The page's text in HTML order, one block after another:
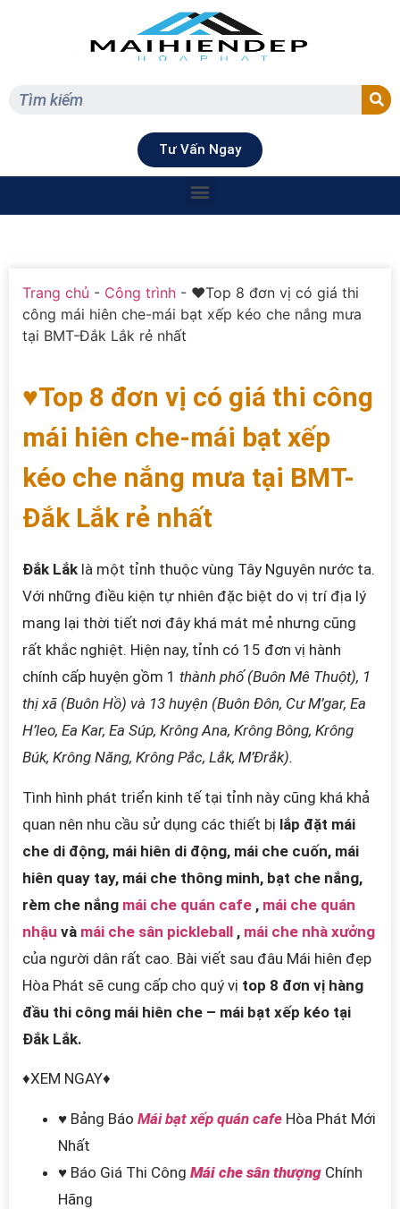
Tư Vấn Ngay
Trang chủ - Công trình - ♥Top 8 đơn vị có giá thi
công mái hiên che-mái bạt xếp kéo che nắng mưa
tại BMT-Đắk Lắk rẻ nhất
♥Top 8 đơn vị có giá thi công
mái hiên che-mái bạt xếp
kéo che nắng mưa tại BMT-
Đắk Lắk rẻ nhất
Đắk Lắk là một tỉnh thuộc vùng Tây Nguyên nước ta.
Với những điều kiện tự nhiên đặc biệt do vị trí địa lý
mang lại thời tiết nơi đây khá mát mẻ nhưng cũng
rất khắc nghiệt. Hiện nay, tỉnh có 15 đơn vị hành
chính cấp huyện gồm 1 thành phố (Buôn Mê Thuột), 1
thị xã (Buôn Hồ) và 13 huyện (Buôn Đôn, Cư M’gar, Ea
H’leo, Ea Kar, Ea Súp, Krông Ana, Krông Bông, Krông
Búk, Krông Năng, Krông Pắc, Lắk, M’Đrắk).
Tình hình phát triển kinh tế tại tỉnh này cũng khá khả
quan nên nhu cầu sử dụng các thiết bị lắp đặt mái
che di động, mái hiên di động, mái che cuốn, mái
hiên quay tay, mái che thông minh, bạt che nắng,
rèm che nắng mái che quán cafe , mái che quán
nhậu và mái che sân pickleball , mái che nhà xưởng
của người dân rất cao. Bài viết sau đâu Mái hiên đẹp
Hòa Phát sẽ cung cấp cho quý vị top 8 đơn vị hàng
đầu thi công mái hiên che – mái bạt xếp kéo tại
Đắk Lắk.
♦XEM NGAY♦
♥ Bảng Báo Mái bạt xếp quán cafe Hòa Phát Mới
Nhất
♥ Báo Giá Thi Công Mái che sân thượng Chính
Hãng